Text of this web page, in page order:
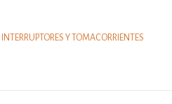
INTERRUPTORES Y TOMACORRIENTES